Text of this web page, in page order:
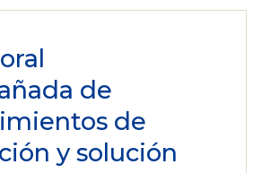
de
de
y solución